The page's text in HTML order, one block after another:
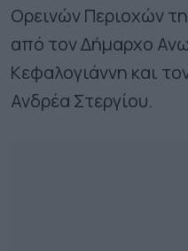
Ορεινών Περιοχών
από τον Δήμαρχο
Κεφαλογιάννη και
Ανδρέα Στεργίου.